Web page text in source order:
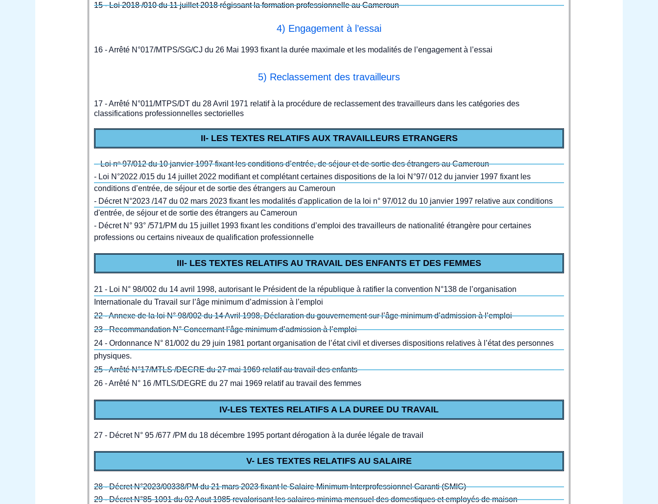
15 - Loi 2018 /010 du 11 juillet 2018 régissant la formation professionnelle au Cameroun
4) Engagement à l’essai
16 - Arrêté N°017/MTPS/SG/CJ du 26 Mai 1993 fixant la durée maximale et les modalités de l’engagement à l’essai
5) Reclassement des travailleurs
17 - Arrêté N°011/MTPS/DT du 28 Avril 1971 relatif à la procédure de reclassement des travailleurs dans les catégories des
classifications professionnelles sectorielles
II- LES TEXTES RELATIFS AUX TRAVAILLEURS ETRANGERS
– Loi nᵒ 97/012 du 10 janvier 1997 fixant les conditions d’entrée, de séjour et de sortie des étrangers au Cameroun
- Loi N°2022 /015 du 14 juillet 2022 modifiant et complétant certaines dispositions de la loi N°97/ 012 du janvier 1997 fixant les
conditions d’entrée, de séjour et de sortie des étrangers au Cameroun
- Décret N°2023 /147 du 02 mars 2023 fixant les modalités d'application de la loi n° 97/012 du 10 janvier 1997 relative aux conditions
d'entrée, de séjour et de sortie des étrangers au Cameroun
- Décret N° 93° /571/PM du 15 juillet 1993 fixant les conditions d’emploi des travailleurs de nationalité étrangère pour certaines
professions ou certains niveaux de qualification professionnelle
III- LES TEXTES RELATIFS AU TRAVAIL DES ENFANTS ET DES FEMMES
21 - Loi N° 98/002 du 14 avril 1998, autorisant le Président de la république à ratifier la convention N°138 de l’organisation
Internationale du Travail sur l’âge minimum d’admission à l’emploi
22 - Annexe de la loi N° 98/002 du 14 Avril 1998, Déclaration du gouvernement sur l’âge minimum d’admission à l’emploi
23 - Recommandation N° Concernant l’âge minimum d’admission à l’emploi
24 - Ordonnance N° 81/002 du 29 juin 1981 portant organisation de l’état civil et diverses dispositions relatives à l’état des personnes
physiques.
25 - Arrêté N°17/MTLS /DECRE du 27 mai 1969 relatif au travail des enfants
26 - Arrêté N° 16 /MTLS/DEGRE du 27 mai 1969 relatif au travail des femmes
IV-LES TEXTES RELATIFS A LA DUREE DU TRAVAIL
27 - Décret N° 95 /677 /PM du 18 décembre 1995 portant dérogation à la durée légale de travail
V- LES TEXTES RELATIFS AU SALAIRE
28 - Décret N°2023/00338/PM du 21 mars 2023 fixant le Salaire Minimum Interprofessionnel Garanti (SMIG)
29 - Décret N°85-1091 du 02 Aout 1985 revalorisant les salaires minima mensuel des domestiques et employés de maison